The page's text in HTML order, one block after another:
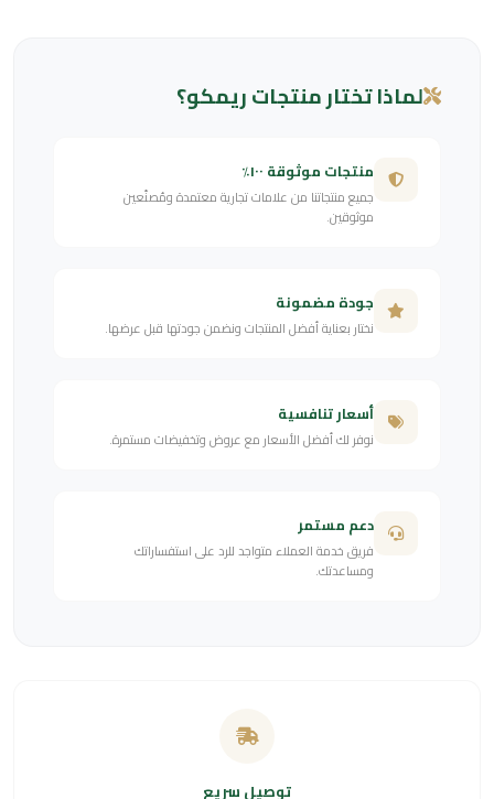
لماذا تختار منتجات ريمكو؟
منتجات موثوقة ١٠٠٪
جميع منتجاتنا من علامات تجارية معتمدة ومُصنّعين
موثوقين.
جودة مضمونة
نختار بعناية أفضل المنتجات ونضمن جودتها قبل عرضها.
أسعار تنافسية
نوفر لك أفضل الأسعار مع عروض وتخفيضات مستمرة.
دعم مستمر
فريق خدمة العملاء متواجد للرد على استفساراتك
ومساعدتك.
توصيل سريع